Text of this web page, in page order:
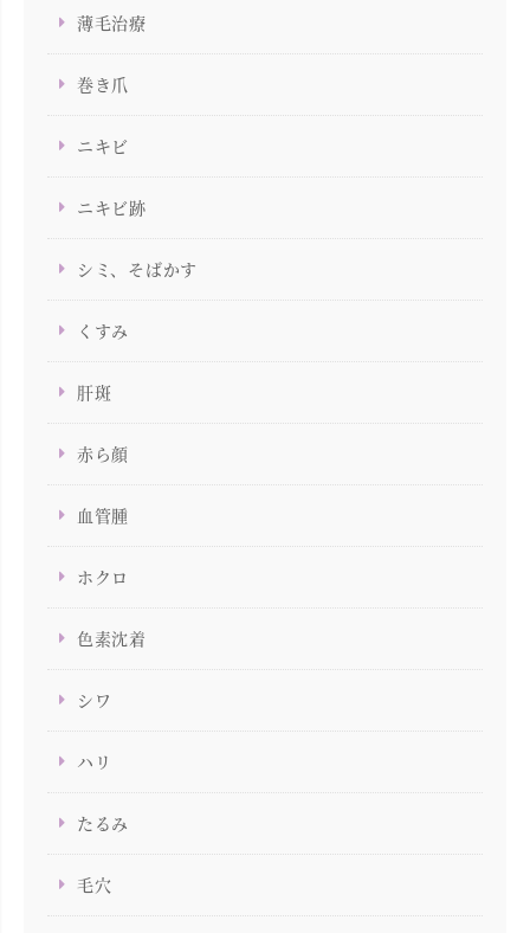
薄毛治療
巻き爪
ニキビ
ニキビ跡
シミ、そばかす
くすみ
肝斑
赤ら顔
血管腫
ホクロ
色素沈着
シワ
ハリ
たるみ
毛穴